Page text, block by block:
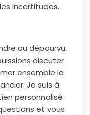
incertitudes.
au dépourvu.
discuter
ensemble la
Je suis à
personnalisé
et vous